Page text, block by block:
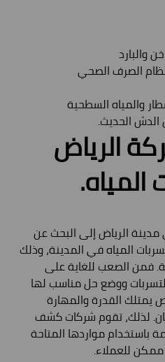
والبارد
الصرف الصحي
والمياه السطحية
الحديث.
الرياض
الرياض إلى البحث عن
المياه في المدينة، وذلك
فمن الصعب للغاية على
ووضع حل مناسب لها
يمتلك القدرة والمهارة
لذلك، تقوم شركات كشف
باستخدام مواردها المتاحة
للعملاء.